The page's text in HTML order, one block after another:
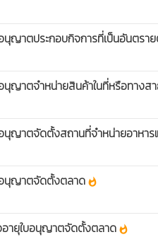
นุญาตประกอบกิจการที่เป็นอันตร
นุญาตจําหน่ายสินค้าในที่หรือทางส
นุญาตจัดตั้งสถานที่จําหน่ายอาหา
อนุญาตจัดตั้งตลาด whatshot
อายุใบอนุญาตจัดตั้งตลาด whatshot